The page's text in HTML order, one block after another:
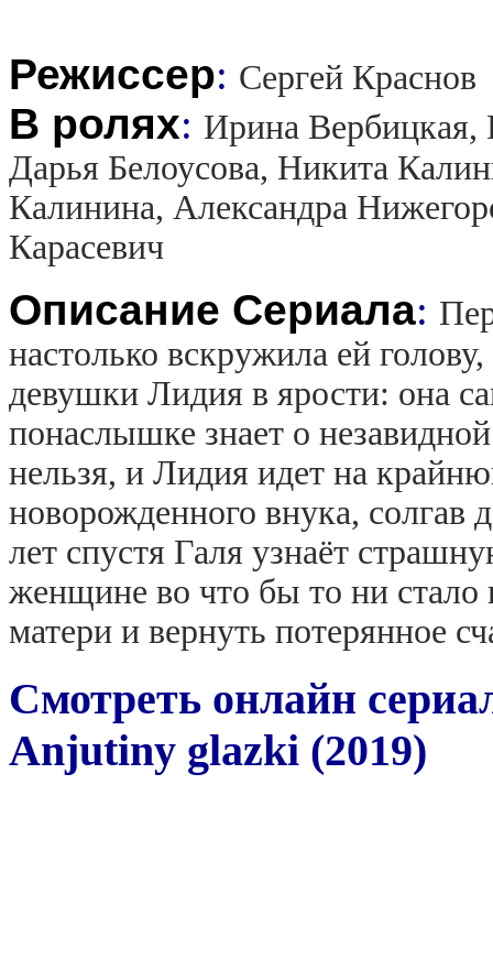
Режиссер: Сергей Краснов
В ролях: Ирина Вербицкая,
Дарья Белоусова, Никита
Калинина, Александра
Карасевич
Описание Сериала:
настолько вскружила ей
девушки Лидия в ярости: она
понаслышке знает о
нельзя, и Лидия идет на
новорожденного внука, солгав
лет спустя Галя узнаёт
женщине во что бы то ни
матери и вернуть потерянное
Смотреть онлайн
Anjutiny glazki (2019)